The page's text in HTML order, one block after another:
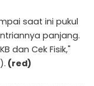
saat ini pukul
panjang.
dan Cek Fisik,"
(red)